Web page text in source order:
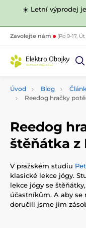
☀️ Letní výprodej je
Zavolejte nám (Po 9-17,
Úvod Blog
Reedog hračky
Reedog
štěňátka z
V pražském studiu
klasické lekce jógy.
lekce jógy se
účastníkům. A aby
doručili jsme jim